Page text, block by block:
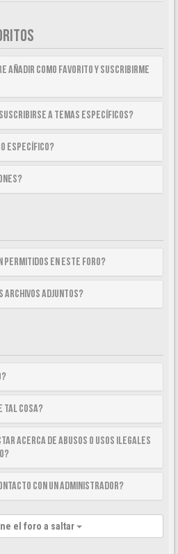
añadir como Favorito y suscribirme
a temas específicos?
específico?
permitidos en este foro?
archivos adjuntos?
tal cosa?
acerca de abusos o usos ilegales
con un Administrador?
el foro a saltar